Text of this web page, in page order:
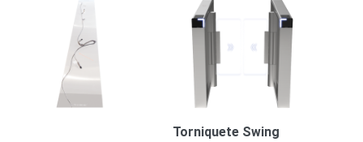
Cams
Accesorios
Cams
(Portátiles)
Móviles
Dash
Cams
Torniquete Swing